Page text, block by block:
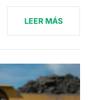
LEER MÁS